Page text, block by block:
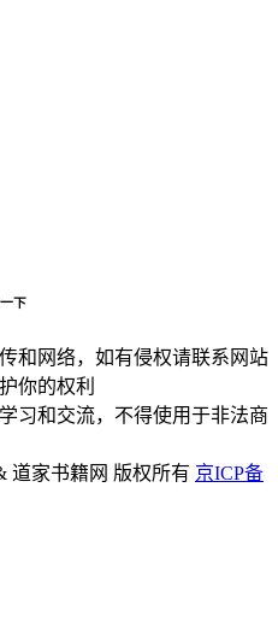
下
和网络，如有侵权请联系网站
你的权利
习和交流，不得使用于非法商
道家书籍网 版权所有 京ICP备